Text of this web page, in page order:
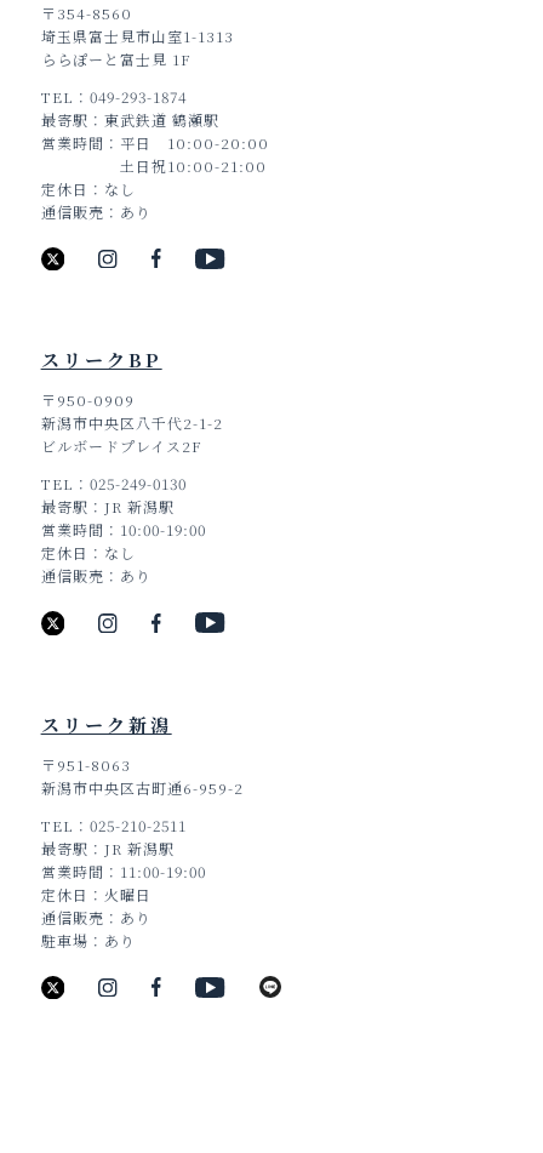
〒354-8560
埼玉県富士見市山室1-1313
ららぽーと富士見 1F
TEL
049-293-1874
最寄駅
東武鉄道 鶴瀬駅
営業時間
平日 10:00-20:00
土日祝10:00-21:00
定休日
なし
通信販売
あり
スリークBP
〒950-0909
新潟市中央区八千代2-1-2
ビルボードプレイス2F
TEL
025-249-0130
最寄駅
JR 新潟駅
営業時間
10:00-19:00
定休日
なし
通信販売
あり
スリーク新潟
〒951-8063
新潟市中央区古町通6-959-2
TEL
025-210-2511
最寄駅
JR 新潟駅
営業時間
11:00-19:00
定休日
火曜日
通信販売
あり
駐車場
あり
TEL：025-211-8330